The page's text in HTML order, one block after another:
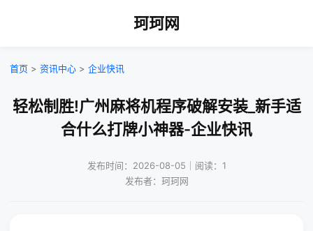
珂珂网
首页 > 资讯中心 > 企业快讯
轻松制胜!广州麻将机程序破解安装_新手适
合什么打牌小神器-企业快讯
发布时间：2026-08-05｜阅读：1
发布者：珂珂网